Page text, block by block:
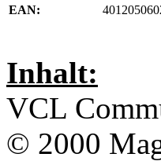
EAN:
Inhalt:
VCL
© 2000